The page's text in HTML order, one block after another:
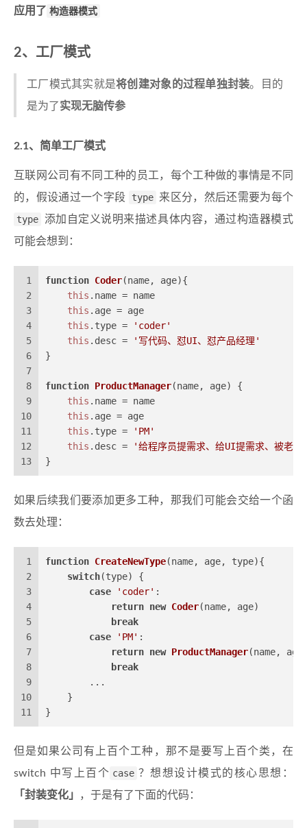
应用了 构造器模式
2、工厂模式
工厂模式其实就是将创建对象的过程单独封装。目的
是为了 实现无脑传参
2.1、简单工厂模式
互联网公司有不同工种的员工，每个工种做的事情是不同
的，假设通过一个字段
type 来区分，然后还需要为每个
type 添加自定义说明来描述具体内容，通过构造器模式
可能会想到：
1
2
3
4
5
6
7
8
9
10
11
12
13
function Coder(name, age){
this . name = name
this . age = age
this . type =
'coder'
this . desc =
'写代码、怼UI、怼产品经理'
}
function ProductManager(name, age) {
this . name = name
this . age = age
this . type =
'PM'
this . desc =
'给程序员提需求、给UI提需求、被老
}
如果后续我们要添加更多工种，那我们可能会交给一个函
数去处理：
1
2
3
4
5
6
7
8
9
10
11
function CreateNewType(name, age, type){
switch(type) {
case
'coder' :
return new Coder(name, age)
break
case
'PM' :
return new ProductManager(name,
break
        ...
    }
}
但是如果公司有上百个工种，那不是要写上百个类，在
switch 中写上百个 case ？想想设计模式的核心思想：
「封装变化」
，于是有了下面的代码：